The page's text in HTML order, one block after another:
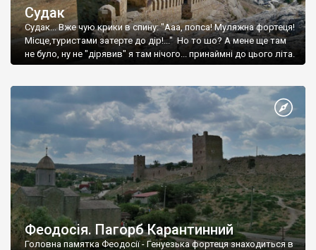
Судак
Судак... Вже чую крики в спину: "Ааа, попса! Муляжна фортеця!
Місце,туристами затерте до дір!..." Но то шо? А мене ще там
не було, ну не "дірявив" я там нічого... принаймні до цього літа.
Феодосія. Пагорб Карантинний
Головна памятка Феодосії - Генуезька фортеця знаходиться в